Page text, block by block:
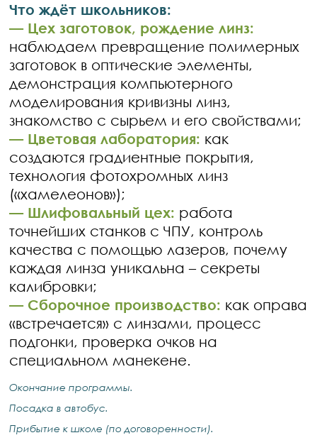
Что ждёт школьников:
—Цех заготовок, рождение линз:
наблюдаем превращение полимерных
заготовок в оптические элементы,
демонстрация компьютерного
моделирования кривизны линз,
знакомство с сырьем и его свойствами;
—Цветовая лаборатория: как
создаются градиентные покрытия,
технология фотохромных линз
(«хамелеонов»);
—Шлифовальный цех: работа
точнейших станков с ЧПУ, контроль
качества с помощью лазеров, почему
каждая линза уникальна – секреты
калибровки;
—Сборочное производство: как оправа
«встречается» с линзами, процесс
подгонки, проверка очков на
специальном манекене.
Окончание программы.
Посадка в автобус.
Прибытие к школе (по договоренности).